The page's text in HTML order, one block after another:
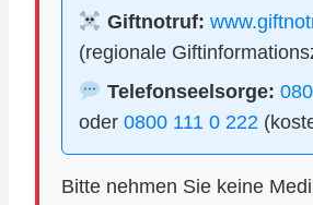
Giftnotruf:
(regionale
Telefonseelsorge:
oder 0800 111 0 222
Bitte nehmen Sie keine